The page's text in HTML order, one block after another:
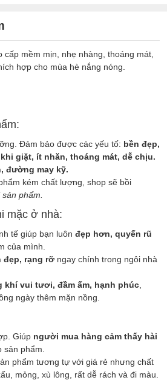
cấp mềm mịn, nhẹ nhàng, thoáng mát,
hợp cho mùa hè nắng nóng.
Đảm bảo được các yếu tố: bền đẹp,
giặt, ít nhăn, thoáng mát, dễ chịu.
đường may kỹ.
kém chất lượng, shop sẽ bồi
phẩm.
mặc ở nhà:
tế giúp bạn luôn đẹp hơn, quyến rũ
của mình.
đẹp, rạng rỡ ngay chính trong ngôi nhà
khí vui tươi, đầm ấm, hạnh phúc
ngày thêm mặn nồng.
Giúp người mua hàng cảm thấy hài
phẩm.
phẩm tương tự với giá rẻ nhưng chất
mỏng, xù lông, rất dễ rách và đi màu.